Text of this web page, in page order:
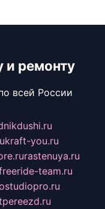
и ремонту
всей России
kraft-you.ru
rastenuya.ru
team.ru